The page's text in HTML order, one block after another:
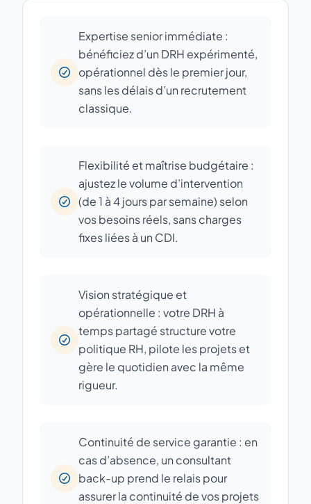
Expertise senior immédiate :
bénéficiez d’un DRH expérimenté,
opérationnel dès le premier jour,
sans les délais d’un recrutement
classique.
Flexibilité et maîtrise budgétaire :
ajustez le volume d’intervention
(de 1 à 4 jours par semaine) selon
vos besoins réels, sans charges
fixes liées à un CDI.
Vision stratégique et
opérationnelle : votre DRH à
temps partagé structure votre
politique RH, pilote les projets et
gère le quotidien avec la même
rigueur.
Continuité de service garantie : en
cas d’absence, un consultant
back-up prend le relais pour
assurer la continuité de vos projets